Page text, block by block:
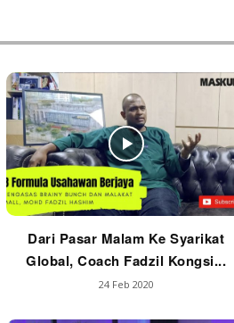
Dari Pasar Malam Ke Syarikat
Global, Coach Fadzil Kongsi...
24 Feb 2020